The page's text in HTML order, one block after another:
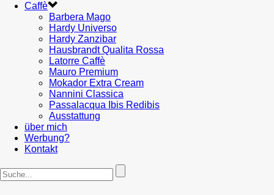
Caffè
Barbera Mago
Hardy Universo
Hardy Zanzibar
Hausbrandt Qualita Rossa
Latorre Caffè
Mauro Premium
Mokador Extra Cream
Nannini Classica
Passalacqua Ibis Redibis
Ausstattung
über mich
Werbung?
Kontakt